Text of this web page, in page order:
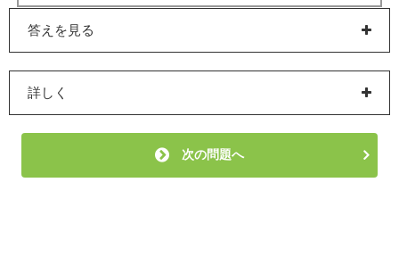
答えを見る
詳しく
次の問題へ